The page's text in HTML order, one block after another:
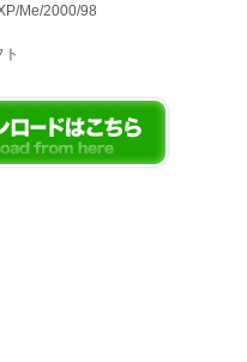
Me/2000/98